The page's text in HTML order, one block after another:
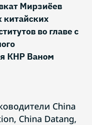
Мирзиёев
во главе с
КНР Ваном
China
China Datang,